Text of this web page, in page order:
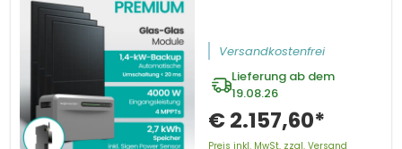
Versandkostenfrei
Lieferung ab dem
19.08.26
€ 2.157,60*
Preis inkl. MwSt. zzgl. Versand